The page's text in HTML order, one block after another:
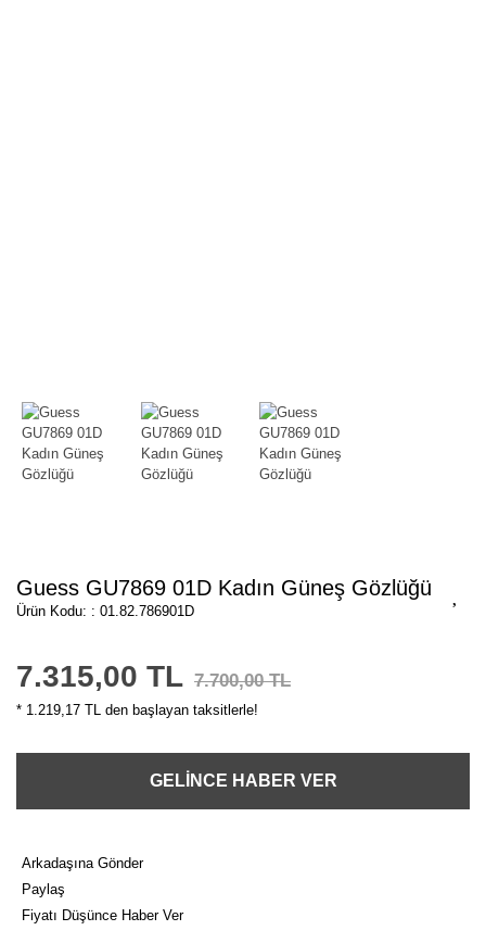
Guess GU7869 01D Kadın Güneş Gözlüğü
Ürün Kodu: : 01.82.786901D
7.315,00 TL 7.700,00 TL
* 1.219,17 TL den başlayan taksitlerle!
GELİNCE HABER VER
Arkadaşına Gönder
Paylaş
Fiyatı Düşünce Haber Ver